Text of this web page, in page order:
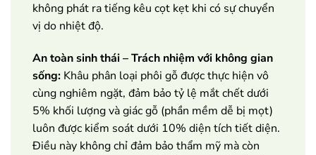
không phát ra tiếng kêu cọt kẹt khi có sự chuyển
vị do nhiệt độ.
An toàn sinh thái – Trách nhiệm với không gian
sống: Khâu phân loại phôi gỗ được thực hiện vô
cùng nghiêm ngặt, đảm bảo tỷ lệ mắt chết dưới
5% khối lượng và giác gỗ (phần mềm dễ bị mọt)
luôn được kiểm soát dưới 10% diện tích tiết diện.
Điều này không chỉ đảm bảo thẩm mỹ mà còn